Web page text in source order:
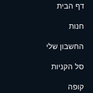
דף הבית
חנות
החשבון שלי
סל הקניות
קופה